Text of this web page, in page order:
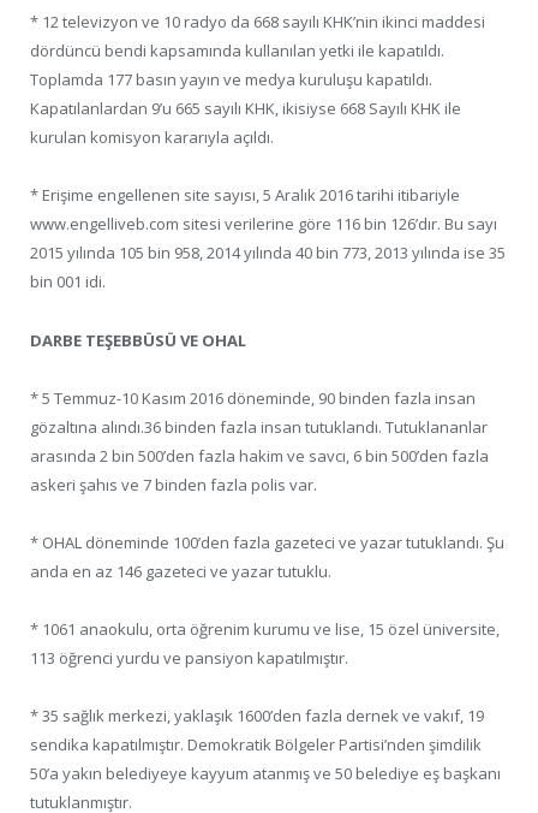
* 12 televizyon ve 10 radyo da 668 sayılı KHK’nin ikinci maddesi
dördüncü bendi kapsamında kullanılan yetki ile kapatıldı.
Toplamda 177 basın yayın ve medya kuruluşu kapatıldı.
Kapatılanlardan 9’u 665 sayılı KHK, ikisiyse 668 Sayılı KHK ile
kurulan komisyon kararıyla açıldı.
* Erişime engellenen site sayısı, 5 Aralık 2016 tarihi itibariyle
www.engelliveb.com sitesi verilerine göre 116 bin 126’dır. Bu sayı
2015 yılında 105 bin 958, 2014 yılında 40 bin 773, 2013 yılında ise 35
bin 001 idi.
DARBE TEŞEBBÜSÜ VE OHAL
* 5 Temmuz-10 Kasım 2016 döneminde, 90 binden fazla insan
gözaltına alındı.36 binden fazla insan tutuklandı. Tutuklananlar
arasında 2 bin 500’den fazla hakim ve savcı, 6 bin 500’den fazla
askeri şahıs ve 7 binden fazla polis var.
* OHAL döneminde 100’den fazla gazeteci ve yazar tutuklandı. Şu
anda en az 146 gazeteci ve yazar tutuklu.
* 1061 anaokulu, orta öğrenim kurumu ve lise, 15 özel üniversite,
113 öğrenci yurdu ve pansiyon kapatılmıştır.
* 35 sağlık merkezi, yaklaşık 1600’den fazla dernek ve vakıf, 19
sendika kapatılmıştır. Demokratik Bölgeler Partisi’nden şimdilik
50’a yakın belediyeye kayyum atanmış ve 50 belediye eş başkanı
tutuklanmıştır.